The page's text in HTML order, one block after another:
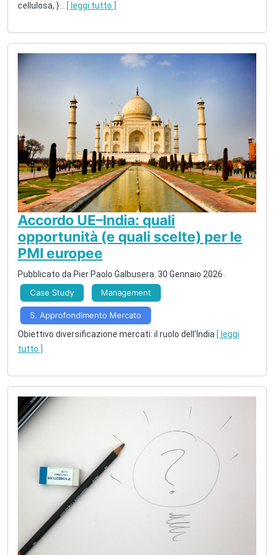
cellulosa, }... [ leggi tutto ]
Accordo UE–India: quali
opportunità (e quali scelte) per le
PMI europee
Pubblicato da Pier Paolo Galbusera. 30 Gennaio 2026 .
Case Study
Management
5. Approfondimento Mercato
Obiettivo diversificazione mercati: il ruolo dell’India [ leggi
tutto ]